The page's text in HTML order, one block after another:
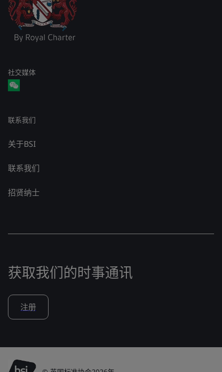
社交媒体
联系我们
关于BSI
联系我们
招贤纳士
获取我们的时事通讯
注册